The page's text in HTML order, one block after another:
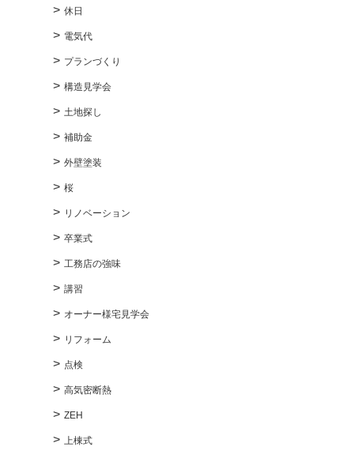
休日
電気代
プランづくり
構造見学会
土地探し
補助金
外壁塗装
桜
リノベーション
卒業式
工務店の強味
講習
オーナー様宅見学会
リフォーム
点検
高気密断熱
ZEH
上棟式